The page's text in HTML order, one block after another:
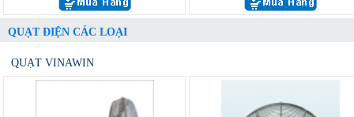
QUẠT ĐIỆN CÁC LOẠI
QUẠT VINAWIN